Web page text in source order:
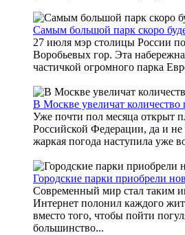
Самым большой парк скоро
27 июля мэр столицы России
Воробьевых гор. Эта
частичкой огромного парка
В Москве увеличат количество
Уже почти пол месяца открыт
Российской Федерации, да и не
жаркая погода наступила уже
Городские парки приобрели
Современный мир стал таким
Интернет полонил каждого
вместо того, чтобы пойти
большинство...